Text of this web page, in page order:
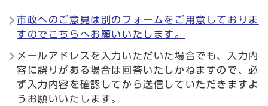
市政へのご意見は別のフォームをご用意しておりま
すのでこちらへお願いいたします。
メールアドレスを入力いただいた場合でも、入力内
容に誤りがある場合は回答いたしかねますので、必
ず入力内容を確認してから送信していただきますよ
うお願いいたします。